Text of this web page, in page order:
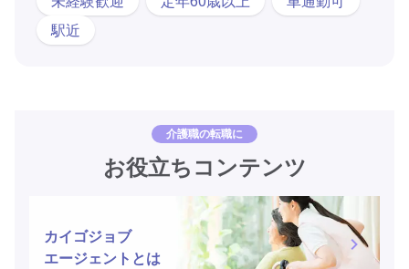
駅近
介護職の転職に
お役立ちコンテンツ
カイゴジョブ
エージェントとは